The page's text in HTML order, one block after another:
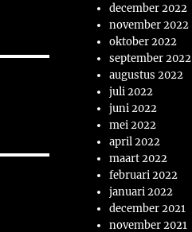
december 2022
november 2022
oktober 2022
september 2022
augustus 2022
juli 2022
juni 2022
mei 2022
april 2022
maart 2022
februari 2022
januari 2022
december 2021
november 2021